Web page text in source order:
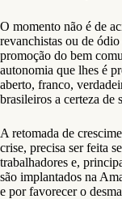
O momento não é de
revanchistas ou de
promoção do bem
autonomia que lhes é
aberto, franco,
brasileiros a certeza de
A retomada de
crise, precisa ser feita
trabalhadores e,
são implantados na
e por favorecer o